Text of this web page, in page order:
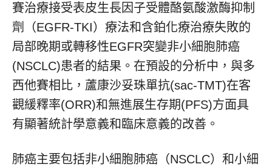
賽治療接受表皮生長因子受體酪氨酸激酶抑制
劑（EGFR-TKI）療法和含鉑化療治療失敗的
局部晚期或轉移性EGFR突變非小細胞肺癌
(NSCLC)患者的結果。在預設的分析中，與多
西他賽相比，蘆康沙妥珠單抗(sac-TMT)在客
觀緩釋率(ORR)和無進展生存期(PFS)方面具
有顯著統計學意義和臨床意義的改善。
肺癌主要包括非小細胞肺癌（NSCLC）和小細